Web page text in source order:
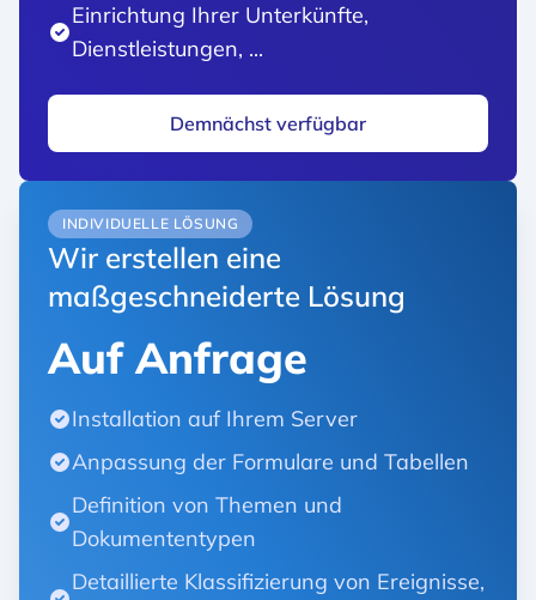
Einrichtung Ihrer Unterkünfte,
Dienstleistungen, ...
Demnächst verfügbar
Wir erstellen eine
maßgeschneiderte Lösung
INDIVIDUELLE LÖSUNG
Auf Anfrage
Installation auf Ihrem Server
Anpassung der Formulare und Tabellen
Definition von Themen und
Dokumententypen
Detaillierte Klassifizierung von Ereignisse,